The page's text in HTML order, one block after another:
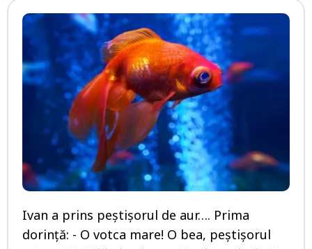
Ivan a prins peștișorul de aur…. Prima
dorință: - O votca mare! O bea, peștișorul